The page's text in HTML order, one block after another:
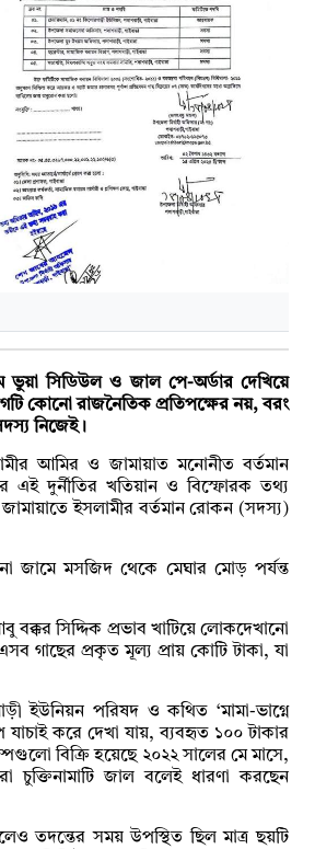
ভুয়া সিডিউল ও জাল পে-অর্ডার দেখিয়ে
কোনো রাজনৈতিক প্রতিপক্ষের নয়, বরং
নিজেই।
আমির ও জামায়াত মনোনীত বর্তমান
এই দুর্নীতির খতিয়ান ও বিস্ফোরক তথ্য
ইসলামীর বর্তমান রোকন (সদস্য)
জামে মসজিদ থেকে মেঘার মোড় পর্যন্ত
বক্কর সিদ্দিক প্রভাব খাটিয়ে লোকদেখানো
গাছের প্রকৃত মূল্য প্রায় কোটি টাকা, যা
ইউনিয়ন পরিষদ ও কথিত ‘মামা-ভাগ্নে
যাচাই করে দেখা যায়, ব্যবহৃত ১০০ টাকার
বিক্রি হয়েছে ২০২২ সালের মে মাসে,
চুক্তিনামাটি জাল বলেই ধারণা করছেন
তদন্তের সময় উপস্থিত ছিল মাত্র ছয়টি